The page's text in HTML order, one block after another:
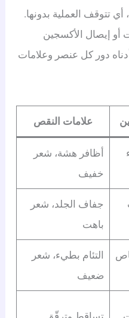
العملية بدونها.
إيصال الأكسجين
دور كل عنصر وعلامات
علامات النقص
أظافر هشة، شعر
خفيف
جفاف الجلد، شعر
باهت
التئام بطيء، شعر
ضعيف